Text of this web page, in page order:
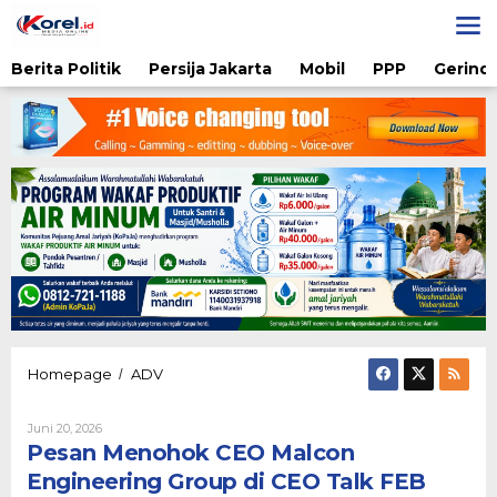
ke
Berita Politik
Persija Jakarta Mobil PPP
Homepage / ADVPesan
Engineering
Group
di
Juni 20, 2026Oleh
Shodiq
Permono
Pesan Menohok CEO Malcon
Engineering Group di CEO Talk FEB